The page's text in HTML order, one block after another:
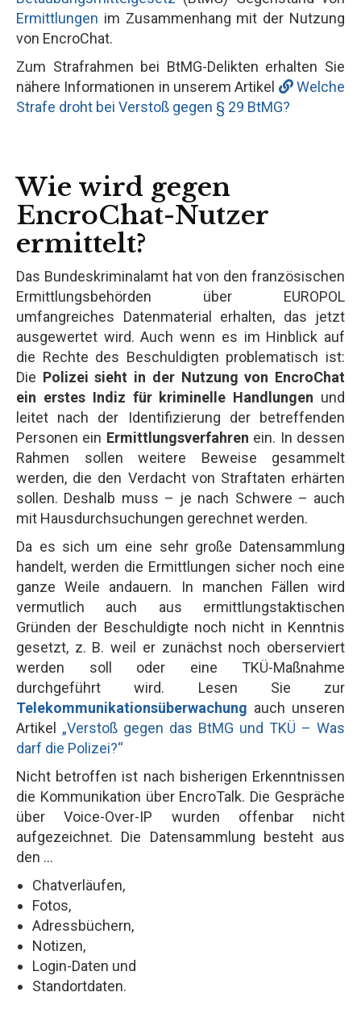
Ermittlungen im Zusammenhang mit der Nutzung
von EncroChat.
Zum Strafrahmen bei BtMG-Delikten erhalten Sie
nähere Informationen in unserem Artikel
Welche
Strafe droht bei Verstoß gegen § 29 BtMG?
Wie wird gegen
EncroChat-Nutzer
ermittelt?
Das Bundeskriminalamt hat von den französischen
Ermittlungsbehörden über EUROPOL
umfangreiches Datenmaterial erhalten, das jetzt
ausgewertet wird. Auch wenn es im Hinblick auf
die Rechte des Beschuldigten problematisch ist:
Die Polizei sieht in der Nutzung von EncroChat
ein erstes Indiz für kriminelle Handlungen und
leitet nach der Identifizierung der betreffenden
Personen ein Ermittlungsverfahren ein. In dessen
Rahmen sollen weitere Beweise gesammelt
werden, die den Verdacht von Straftaten erhärten
sollen. Deshalb muss – je nach Schwere – auch
mit Hausdurchsuchungen gerechnet werden.
Da es sich um eine sehr große Datensammlung
handelt, werden die Ermittlungen sicher noch eine
ganze Weile andauern. In manchen Fällen wird
vermutlich auch aus ermittlungstaktischen
Gründen der Beschuldigte noch nicht in Kenntnis
gesetzt, z. B. weil er zunächst noch oberserviert
werden soll oder eine TKÜ-Maßnahme
durchgeführt wird. Lesen Sie zur
Telekommunikationsüberwachung auch unseren
Artikel „Verstoß gegen das BtMG und TKÜ – Was
darf die Polizei?“
Nicht betroffen ist nach bisherigen Erkenntnissen
die Kommunikation über EncroTalk. Die Gespräche
über Voice-Over-IP wurden offenbar nicht
aufgezeichnet. Die Datensammlung besteht aus
den ...
Chatverläufen,
Fotos,
Adressbüchern,
Notizen,
Login-Daten und
Standortdaten.